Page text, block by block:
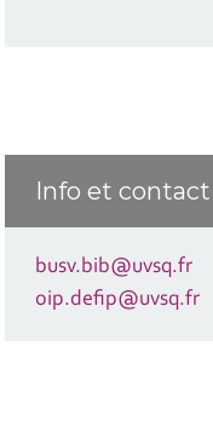
Info et contact
busv.bib@uvsq.fr
oip.defip@uvsq.fr